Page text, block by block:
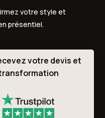
votre style et
présentiel.
votre devis et